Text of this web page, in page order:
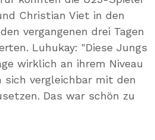
Christian Viet in den
vergangenen drei Tagen
Luhukay: "Diese Jungs
wirklich an ihrem Niveau
sich vergleichbar mit den
Das war schön zu